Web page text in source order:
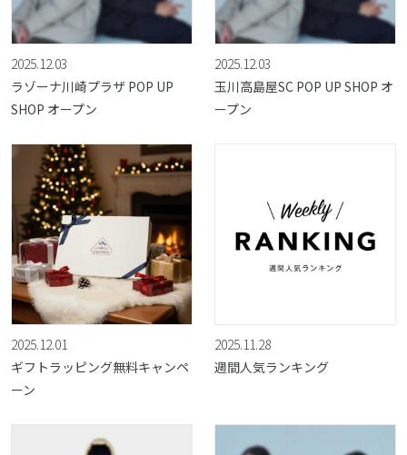
2025.12.03
ラゾーナ川崎プラザ POP UP
SHOP オープン
2025.12.03
玉川高島屋SC POP UP SHOP オ
ープン
2025.12.01
ギフトラッピング無料キャンペ
ーン
2025.11.28
週間人気ランキング